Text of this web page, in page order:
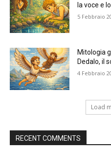
la voce e
5 Febbraio
Mitologia
Dedalo, il
4 Febbraio
Load
RECENT COMMENTS